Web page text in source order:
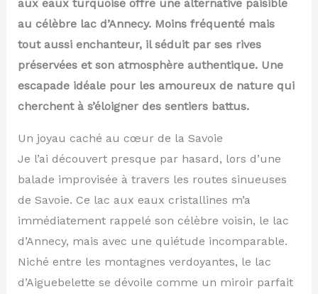
aux eaux turquoise offre une alternative paisible
au célèbre lac d’Annecy. Moins fréquenté mais
tout aussi enchanteur, il séduit par ses rives
préservées et son atmosphère authentique. Une
escapade idéale pour les amoureux de nature qui
cherchent à s’éloigner des sentiers battus.
Un joyau caché au cœur de la Savoie
Je l’ai découvert presque par hasard, lors d’une
balade improvisée à travers les routes sinueuses
de Savoie. Ce lac aux eaux cristallines m’a
immédiatement rappelé son célèbre voisin, le lac
d’Annecy, mais avec une quiétude incomparable.
Niché entre les montagnes verdoyantes, le lac
d’Aiguebelette se dévoile comme un miroir parfait